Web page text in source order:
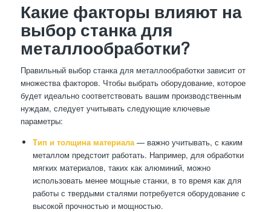
Какие факторы влияют на
выбор станка для
металлообработки?
Правильный выбор станка для металлообработки зависит от
множества факторов. Чтобы выбрать оборудование, которое
будет идеально соответствовать вашим производственным
нуждам, следует учитывать следующие ключевые
параметры:
Тип и толщина материала— важно учитывать, с каким
металлом предстоит работать. Например, для обработки
мягких материалов, таких как алюминий, можно
использовать менее мощные станки, в то время как для
работы с твердыми сталями потребуется оборудование с
высокой прочностью и мощностью.